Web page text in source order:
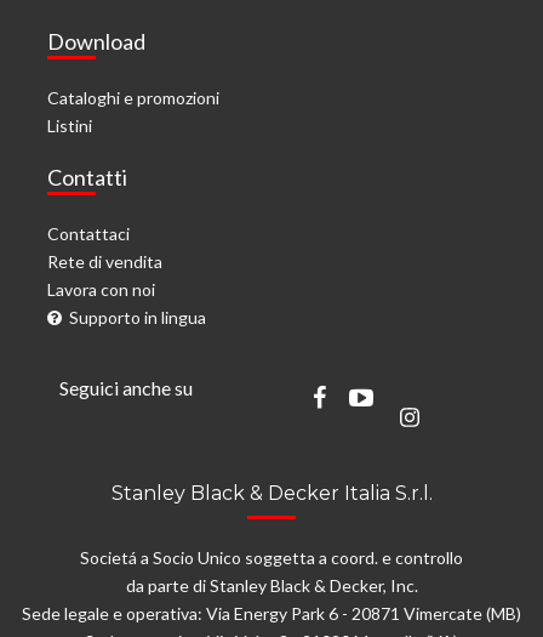
Download
Cataloghi e promozioni
Listini
Contatti
Contattaci
Rete di vendita
Lavora con noi
Supporto in lingua
Seguici anche su
Stanley Black & Decker Italia S.r.l.
Societá a Socio Unico soggetta a coord. e controllo
da parte di Stanley Black & Decker, Inc.
Sede legale e operativa: Via Energy Park 6 - 20871 Vimercate (MB)